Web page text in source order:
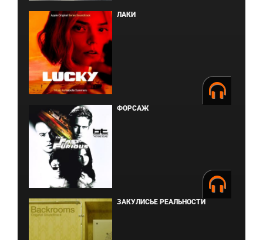
ЛАКИ
ФОРСАЖ
ЗАКУЛИСЬЕ РЕАЛЬНОСТИ